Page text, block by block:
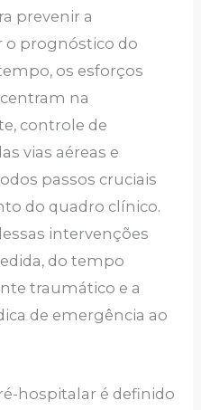
prevenir a
o prognóstico do
os esforços
na
controle de
vias aéreas e
passos cruciais
do quadro clínico.
intervenções
do tempo
traumático e a
de emergência ao
hospitalar é definido